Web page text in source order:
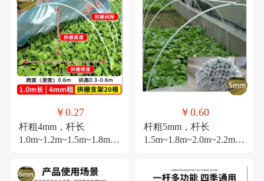
￥0.27
杆粗4mm，杆长
1.0m~1.2m~1.5m~1.8m~2
￥0.60
杆粗5mm，杆长
1.5m~1.8m~2.0m~2.2m~2